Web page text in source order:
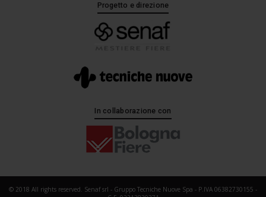
Progetto e direzione
In collaborazione con
© 2018 All rights reserved. Senaf srl - Gruppo Tecniche Nuove Spa - P.IVA 06382730155 -